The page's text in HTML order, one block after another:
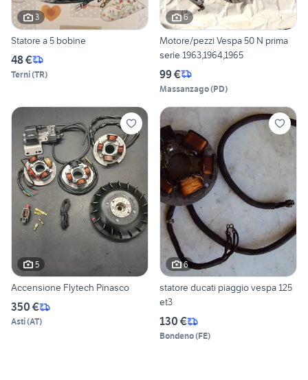
3
Statore a 5 bobine
48 €
Terni(TR)
6
Motore/pezzi Vespa 50 N prima
serie 1963,1964,1965
99 €
Massanzago(PD)
5
Accensione Flytech Pinasco
350 €
Asti(AT)
6
statore ducati piaggio vespa 125
et3
130 €
Bondeno(FE)